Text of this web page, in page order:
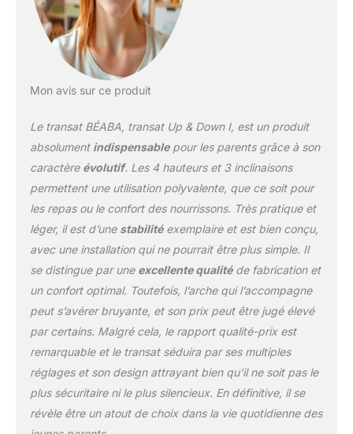
Véritable réducteur de
naissance : ergonomique
et très confortable pour
HARNAIS : Harnais
ajustables et structure
stable grâce à ses zones
avec anti dérapant
TRANSPORT : Poignées
de transport : pour
faciliter le déplacement
du transat ULTRA
CONFORTABLE :
microbilles, rembourrage
latéral, housse/cale tête
amovible, possibilité
d'utiliser le transat en
version classique
UTILISATION : De la
naissance (grâce au
réducteur de naissance)
à 6 mois (maximum 9 kg)
Mon avis sur ce produit
Le transat BÉABA, transat Up & Down I, est un produit
absolument indispensablepour les parents grâce à son
caractère évolutif. Les 4 hauteurs et 3 inclinaisons
permettent une utilisation polyvalente, que ce soit pour
les repas ou le confort des nourrissons. Très pratique et
léger, il est d’une stabilitéexemplaire et est bien conçu,
avec une installation qui ne pourrait être plus simple. Il
se distingue par une excellente qualitéde fabrication et
un confort optimal. Toutefois, l’arche qui l’accompagne
peut s’avérer bruyante, et son prix peut être jugé élevé
par certains. Malgré cela, le rapport qualité-prix est
remarquable et le transat séduira par ses multiples
réglages et son design attrayant bien qu’il ne soit pas le
plus sécuritaireni le plus silencieux. En définitive, il se
révèle être un atout de choix dans la vie quotidienne des